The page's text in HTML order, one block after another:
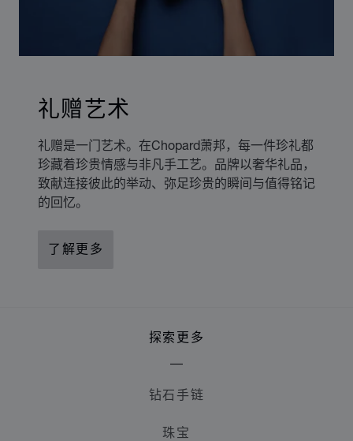
礼赠艺术
礼赠是一门艺术。在Chopard萧邦，每一件珍礼都
珍藏着珍贵情感与非凡手工艺。品牌以奢华礼品，
致献连接彼此的举动、弥足珍贵的瞬间与值得铭记
的回忆。
了解更多
探索更多
钻石手链
珠宝